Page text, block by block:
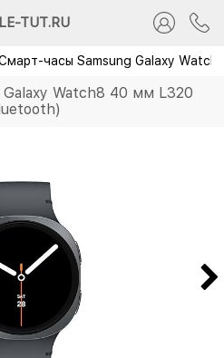
TUT.RU
часы Samsung Galaxy
Watch8 40 мм L320
Новинка